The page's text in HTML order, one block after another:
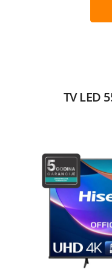
TV LED